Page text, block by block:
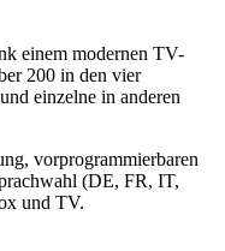
einem modernen TV-
200 in den vier
einzelne in anderen
vorprogrammierbaren
(DE, FR, IT,
und TV.